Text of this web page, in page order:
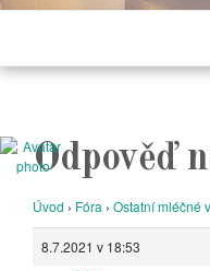
Odpověď
Úvod › Fóra › Ostatní mléčné
8.7.2021 v 18:53